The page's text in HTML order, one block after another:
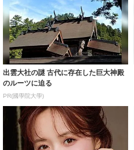
出雲大社の謎 古代に存在した巨大神殿
のルーツに迫る
PR(國學院大學)